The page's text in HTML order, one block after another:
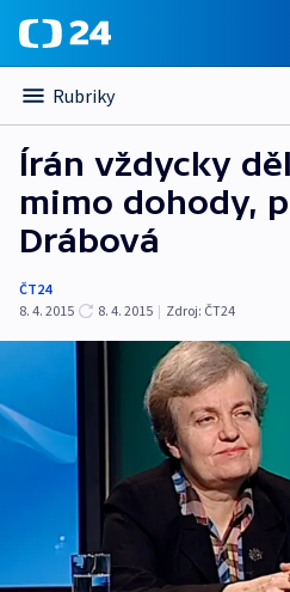
Rubriky
Írán vždycky
mimo dohody,
Drábová
ČT24
8. 4. 2015
8. 4. 2015 | Zdroj: ČT24